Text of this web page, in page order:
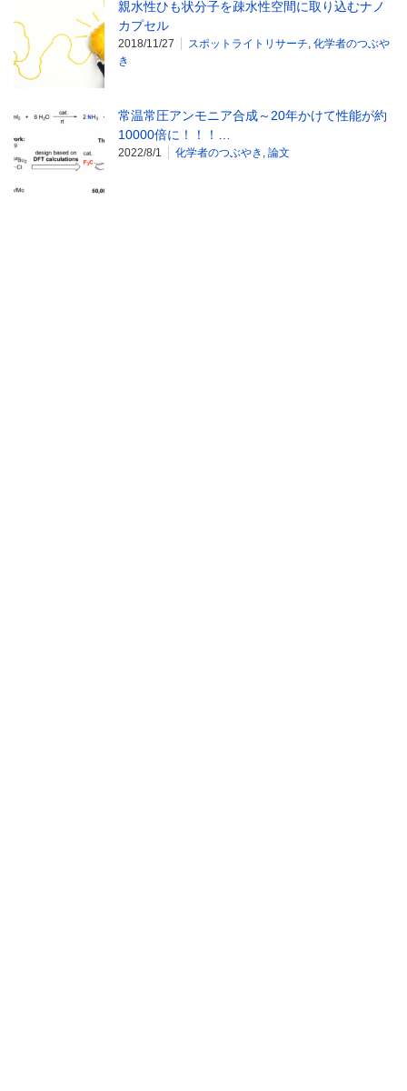
親水性ひも状分子を疎水性空間に取り込むナノ
カプセル
2018/11/27 スポットライトリサーチ, 化学者のつぶや
き
常温常圧アンモニア合成～20年かけて性能が約
10000倍に！！！…
2022/8/1 化学者のつぶやき , 論文